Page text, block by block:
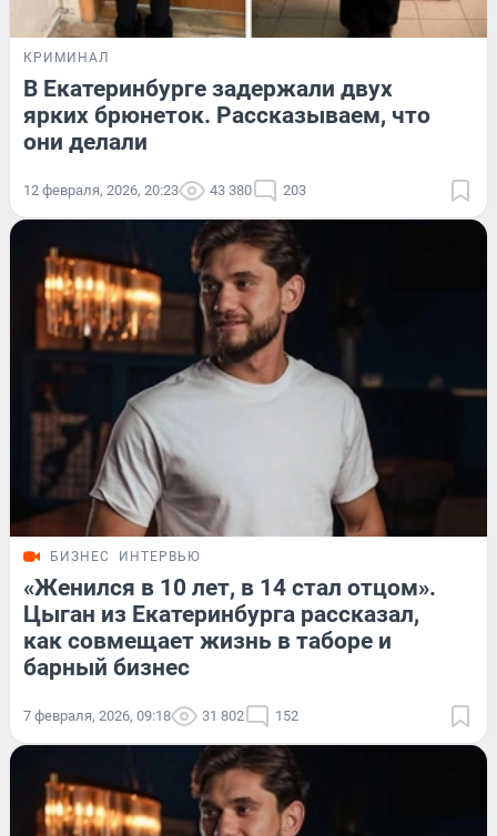
КРИМИНАЛ
В Екатеринбурге задержали двух
ярких брюнеток. Рассказываем, что
они делали
12 февраля, 2026, 20:23 43 380 203
БИЗНЕС ИНТЕРВЬЮ
«Женился в 10 лет, в 14 стал отцом».
Цыган из Екатеринбурга рассказал,
как совмещает жизнь в таборе и
барный бизнес
7 февраля, 2026, 09:18 31 802 152